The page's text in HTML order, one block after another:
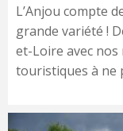
L’Anjou compte
grande variété !
et-Loire avec
touristiques à ne